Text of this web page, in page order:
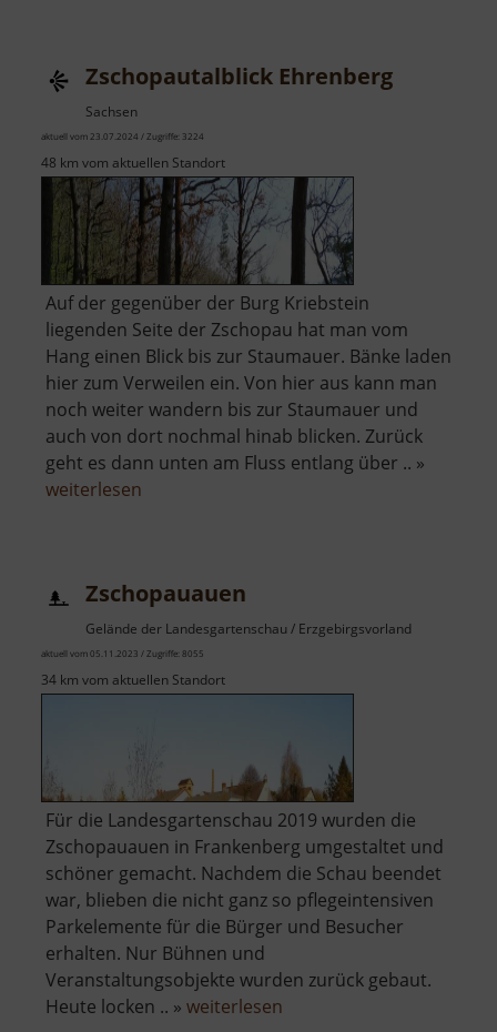
Zschopautalblick Ehrenberg
Sachsen
aktuell vom 23.07.2024 / Zugriffe: 3224
48 km vom aktuellen Standort
Auf der gegenüber der Burg Kriebstein
liegenden Seite der Zschopau hat man vom
Hang einen Blick bis zur Staumauer. Bänke laden
hier zum Verweilen ein. Von hier aus kann man
noch weiter wandern bis zur Staumauer und
auch von dort nochmal hinab blicken. Zurück
geht es dann unten am Fluss entlang über .. »
weiterlesen
Zschopauauen
Gelände der Landesgartenschau / Erzgebirgsvorland
aktuell vom 05.11.2023 / Zugriffe: 8055
34 km vom aktuellen Standort
Für die Landesgartenschau 2019 wurden die
Zschopauauen in Frankenberg umgestaltet und
schöner gemacht. Nachdem die Schau beendet
war, blieben die nicht ganz so pflegeintensiven
Parkelemente für die Bürger und Besucher
erhalten. Nur Bühnen und
Veranstaltungsobjekte wurden zurück gebaut.
Heute locken .. » weiterlesen